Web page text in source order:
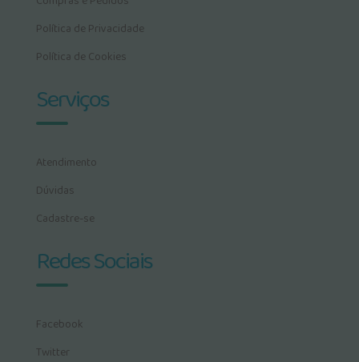
Política de Privacidade
Política de Cookies
Serviços
Atendimento
Dúvidas
Cadastre-se
Redes Sociais
Facebook
Twitter